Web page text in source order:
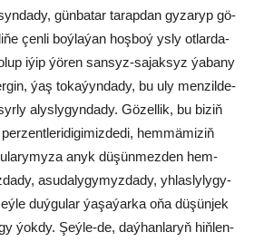
gün­ba­tar ta­rap­dan gy­za­ryp gö­
çen­li boý­la­ýan hoş­boý ys­ly ot­lar­da­
iýip ýö­ren san­syz-sa­jak­syz ýa­ba­ny
ýaş to­ka­ýyn­da­dy, bu uly men­zil­de­
alys­ly­gyn­da­dy. Gö­zel­lik, bu bi­ziň
hem­mä­mi­ziň
anyk dü­şün­mez­den hem­
asu­da­ly­gy­myz­da­dy, yh­las­ly­ly­gy­
duý­gu­lar ýa­şa­ýar­ka oňa düşünjek
ýok­dy. Şeý­le-de, daý­han­la­ryň hiň­len­